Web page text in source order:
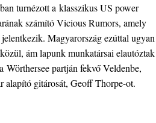
turnézott a klasszikus US power
számító Vicious Rumors, amely
Magyarország ezúttal ugyan
ám lapunk munkatársai elautóztak
Wörthersee partján fekvő Veldenbe,
alapító gitárosát, Geoff Thorpe-ot.